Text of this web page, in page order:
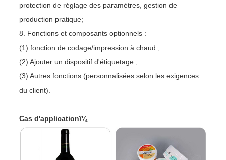
protection de réglage des paramètres, gestion de
production pratique;
8. Fonctions et composants optionnels :
(1) fonction de codage/impression à chaud ;
(2) Ajouter un dispositif d'étiquetage ;
(3) Autres fonctions (personnalisées selon les exigences
du client).
Cas d'applicationï¼